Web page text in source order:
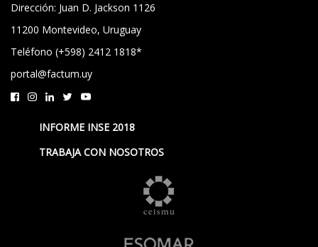
Dirección: Juan D. Jackson 1126
11200 Montevideo, Uruguay
Teléfono (+598) 2412 1818*
portal@factum.uy
INFORME INSE 2018
TRABAJA CON NOSOTROS